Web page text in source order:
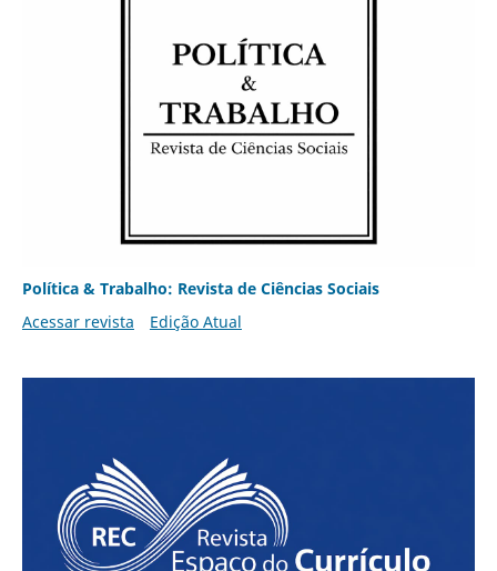
Política & Trabalho: Revista de Ciências Sociais
Acessar revista
Edição Atual